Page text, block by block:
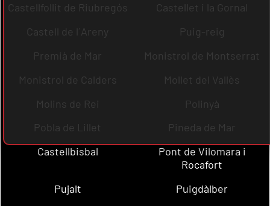
Castellfollit de Riubregós
Castellet i la Gornal
Castell de l´Areny
Puig-reig
Premià de Mar
Monistrol de Montserrat
Monistrol de Calders
Mollet del Vallès
Molins de Rei
Polinyà
Pobla de Lillet
Pineda de Mar
Castellbisbal
Pont de Vilomara i
Rocafort
Pujalt
Puigdàlber